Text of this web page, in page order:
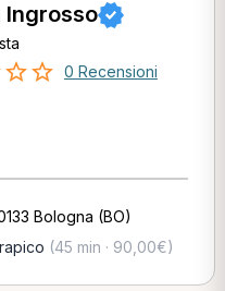
Ingrosso
0 Recensioni
Bologna (BO)
(45 min · 90,00€)